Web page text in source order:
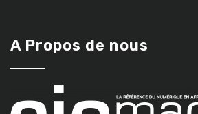
A Propos de nous